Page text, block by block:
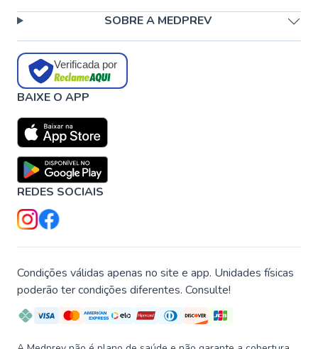
SOBRE A MEDPREV
Verificada por
BAIXE O APP
REDES SOCIAIS
Condições válidas apenas no site e app. Unidades físicas
poderão ter condições diferentes. Consulte!